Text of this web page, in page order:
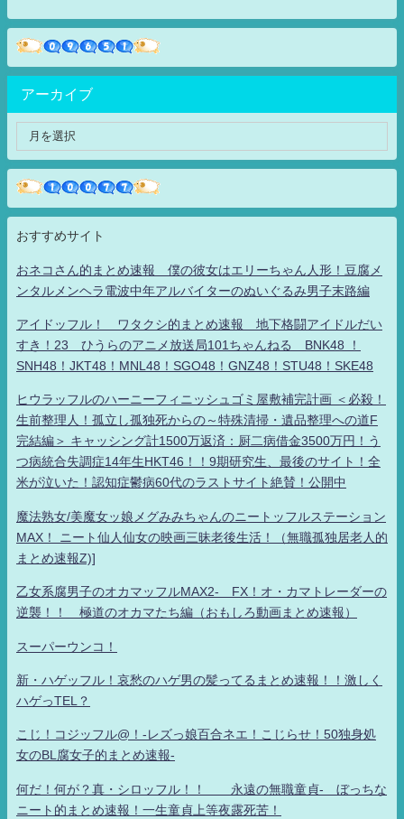
アーカイブ
おすすめサイト
おネコさん的まとめ速報 僕の彼女はエリーちゃん人形！豆腐メ
ンタルメンヘラ電波中年アルバイターのぬいぐるみ男子末路編
アイドッフル！ ワタクシ的まとめ速報 地下格闘アイドルだい
すき！23 ひうらのアニメ放送局101ちゃんねる BNK48 ！
SNH48！JKT48！MNL48！SGO48！GNZ48！STU48！SKE48
ヒウラッフルのハーニーフィニッシュゴミ屋敷補完計画 ＜必殺！
生前整理人！孤立し孤独死からの～特殊清掃・遺品整理への道F
完結編＞ キャッシング計1500万返済：厨二病借金3500万円！う
つ病統合失調症14年生HKT46！！9期研究生、最後のサイト！全
米が泣いた！認知症鬱病60代のラストサイト絶賛！公開中
魔法熟女/美魔女ッ娘メグみみちゃんのニートッフルステーション
MAX！ ニート仙人仙女の映画三昧老後生活！（無職孤独居老人的
まとめ速報Z)]
乙女系腐男子のオカマッフルMAX2- FX！オ・カマトレーダーの
逆襲！！ 極道のオカマたち編（おもしろ動画まとめ速報）
スーパーウンコ！
新・ハゲッフル！哀愁のハゲ男の髪ってるまとめ速報！！激しく
ハゲっTEL？
こじ！コジッフル@！-レズっ娘百合ネエ！こじらせ！50独身処
女のBL腐女子的まとめ速報-
何だ！何が？真・シロッフル！！ 永遠の無職童貞- ぼっちな
ニート的まとめ速報！一生童貞上等夜露死苦！